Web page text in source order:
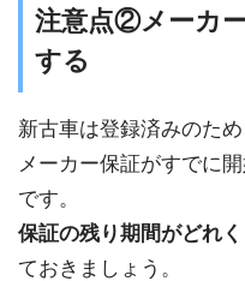
注意点②メーカ
する
新古車は登録済みのため
メーカー保証がすでに
です。
保証の残り期間がどれ
ておきましょう。